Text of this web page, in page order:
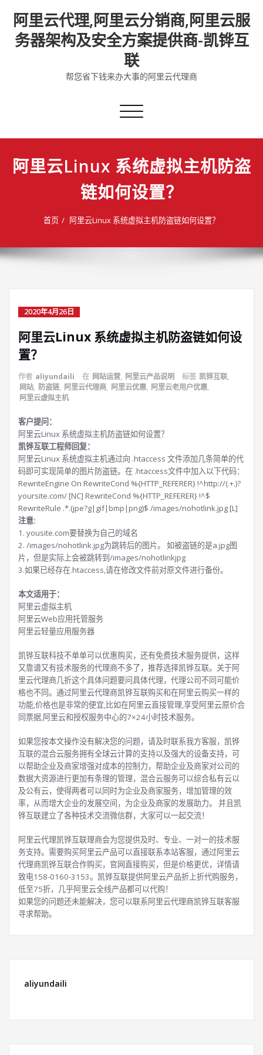
content
阿里云代理,阿里云分销商,阿里云服
务器架构及安全方案提供商-凯铧互
联
帮您省下钱来办大事的阿里云代理商
切
导
阿里云Linux 系统虚拟主机防盗
链如何设置？
首页 阿里云Linux 系统虚拟主机防盗链如何设置？
2020年4月26日
阿里云Linux 系统虚拟主机防盗链如何设
置？
作者 aliyundaili 在 网站运营, 阿里云产品说明 标签 凯铧互联,
网站, 防盗链, 阿里云代理商, 阿里云优惠, 阿里云老用户优惠,
阿里云虚拟主机
客户提问：
阿里云Linux 系统虚拟主机防盗链如何设置？
凯铧互联工程师回复：
阿里云Linux 系统虚拟主机通过向 .htaccess 文件添加几条简单的代
码即可实现简单的图片防盗链。在 .htaccess文件中加入以下代码：
RewriteEngine On RewriteCond %{HTTP_REFERER} !^http://(.+.)?
yoursite.com/ [NC] RewriteCond %{HTTP_REFERER} !^$
RewriteRule .*.(jpe?g|gif|bmp|png)$ /images/nohotlink.jpg [L]
注意:
1. yousite.com要替换为自己的域名
2. /images/nohotlink.jpg为跳转后的图片。 如被盗链的是a.jpg图
片，但是实际上会被跳转到/images/nohotlinkjpg
3.如果已经存在.htaccess,请在修改文件前对原文件进行备份。
本文适用于：
阿里云虚拟主机
阿里云Web应用托管服务
阿里云轻量应用服务器
凯铧互联科技不单单可以优惠购买，还有免费技术服务提供，这样
又靠谱又有技术服务的代理商不多了，推荐选择凯铧互联。关于阿
里云代理商几折这个具体问题要问具体代理，代理公司不同可能价
格也不同。通过阿里云代理商凯铧互联购买和在阿里云购买一样的
功能,价格也是非常的便宜,比如在阿里云直接管理,享受阿里云原价合
同票据,阿里云和授权服务中心的7×24小时技术服务。
如果您按本文操作没有解决您的问题，请及时联系我方客服，凯铧
互联的混合云服务拥有全球云计算的支持以及强大的设备支持，可
以帮助企业及商家增强对成本的控制力，帮助企业及商家对公司的
数据大资源进行更加有条理的管理，混合云服务可以综合私有云以
及公有云，使得两者可以同时为企业及商家服务，增加管理的效
率，从而增大企业的发展空间，为企业及商家的发展助力。 并且凯
铧互联建立了各种技术交流微信群，大家可以一起交流！
阿里云代理凯铧互联理商会为您提供及时、专业、一对一的技术服
务支持。需要购买阿里云产品可以直接联系本站客服，通过阿里云
代理商凯铧互联合作购买，官网直接购买，但是价格更优，详情请
致电158-0160-3153。凯铧互联提供阿里云产品折上折代购服务，
低至75折，几乎阿里云全线产品都可以代购！
如果您的问题还未能解决，您可以联系阿里云代理商凯铧互联客服
寻求帮助。
aliyundaili